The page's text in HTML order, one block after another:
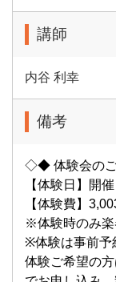
講師
内谷 利幸
備考
◇◆ 体験会の
【体験日】開
【体験費】
※体験時のみ楽
※体験は事前予
体験ご希望の